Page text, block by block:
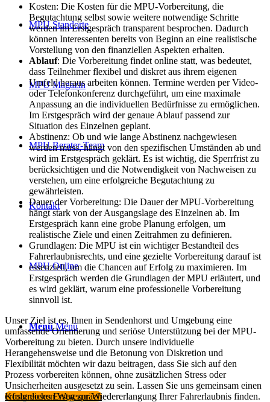
MPU Standorte
MPU Magazin
MPU Berater-Team
Kontakt
MPU Online
Menü Menü
Kostenloses Erstgespräch
Kosten: Die Kosten für die MPU-Vorbereitung, die
Begutachtung selbst sowie weitere notwendige Schritte
werden im Erstgespräch transparent besprochen. Dadurch
können Interessenten bereits von Beginn an eine realistische
Vorstellung von den finanziellen Aspekten erhalten.
Ablauf: Die Vorbereitung findet online statt, was bedeutet,
dass Teilnehmer flexibel und diskret aus ihrem eigenen
Umfeld heraus arbeiten können. Termine werden per Video-
oder Telefonkonferenz durchgeführt, um eine maximale
Anpassung an die individuellen Bedürfnisse zu ermöglichen.
Im Erstgespräch wird der genaue Ablauf passend zur
Situation des Einzelnen geplant.
Abstinenz: Ob und wie lange Abstinenz nachgewiesen
werden muss, hängt von den spezifischen Umständen ab und
wird im Erstgespräch geklärt. Es ist wichtig, die Sperrfrist zu
berücksichtigen und die Notwendigkeit von Nachweisen zu
verstehen, um eine erfolgreiche Begutachtung zu
gewährleisten.
Dauer der Vorbereitung: Die Dauer der MPU-Vorbereitung
hängt stark von der Ausgangslage des Einzelnen ab. Im
Erstgespräch kann eine grobe Planung erfolgen, um
realistische Ziele und einen Zeitrahmen zu definieren.
Grundlagen: Die MPU ist ein wichtiger Bestandteil des
Fahrerlaubnisrechts, und eine gezielte Vorbereitung darauf ist
essenziell, um die Chancen auf Erfolg zu maximieren. Im
Erstgespräch werden die Grundlagen der MPU erläutert, und
es wird geklärt, warum eine professionelle Vorbereitung
sinnvoll ist.
Unser Ziel ist es, Ihnen in Sendenhorst und Umgebung eine
umfassende Orientierung und seriöse Unterstützung bei der MPU-
Vorbereitung zu bieten. Durch unsere individuelle
Herangehensweise und die Betonung von Diskretion und
Flexibilität möchten wir dazu beitragen, dass Sie sich auf den
Prozess vorbereiten können, ohne zusätzlichen Stress oder
Unsicherheiten ausgesetzt zu sein. Lassen Sie uns gemeinsam einen
erfolgreichen Weg zur Wiedererlangung Ihrer Fahrerlaubnis finden.